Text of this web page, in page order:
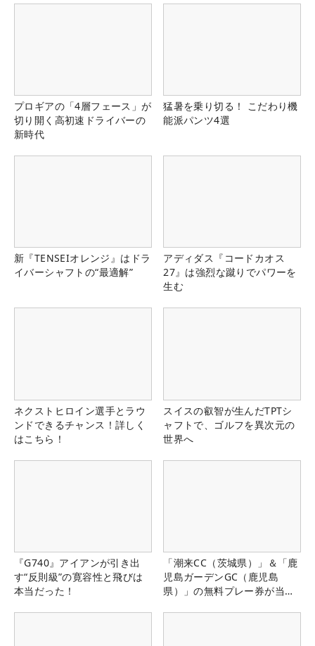
プロギアの「4層フェース」が
切り開く高初速ドライバーの
新時代
猛暑を乗り切る！ こだわり機
能派パンツ4選
新『TENSEIオレンジ』はドラ
イバーシャフトの“最適解”
アディダス『コードカオス
27』は強烈な蹴りでパワーを
生む
ネクストヒロイン選手とラウ
ンドできるチャンス！詳しく
はこちら！
スイスの叡智が生んだTPTシ
ャフトで、ゴルフを異次元の
世界へ
『G740』アイアンが引き出
す“反則級”の寛容性と飛びは
本当だった！
「潮来CC（茨城県）」＆「鹿
児島ガーデンGC（鹿児島
県）」の無料プレー券が当た